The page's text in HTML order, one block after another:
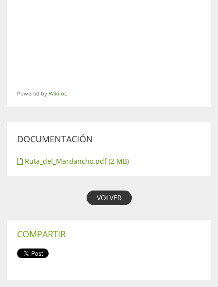
Powered by Wikiloc
DOCUMENTACIÓN
Ruta_del_Mardancho.pdf (2 MB)
VOLVER
COMPARTIR